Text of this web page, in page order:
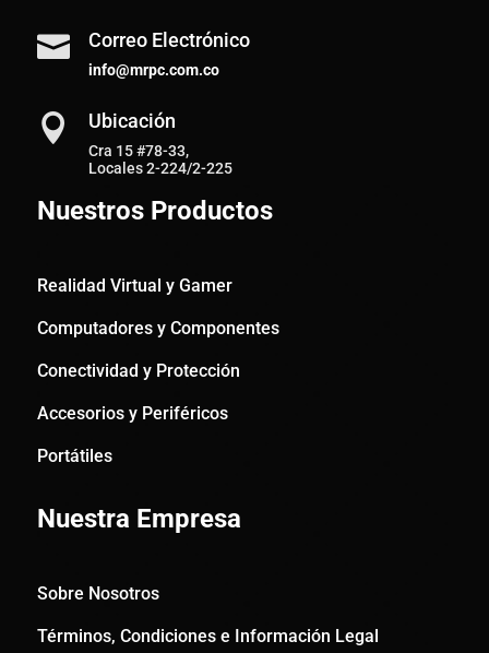
 Correo Electrónico
info@mrpc.com.co
 Ubicación
Cra 15 #78-33,
Locales 2-224/2-225
Nuestros Productos
Realidad Virtual y Gamer
Computadores y Componentes
Conectividad y Protección
Accesorios y Periféricos
Portátiles
Nuestra Empresa
Sobre Nosotros
Términos, Condiciones e Información Legal